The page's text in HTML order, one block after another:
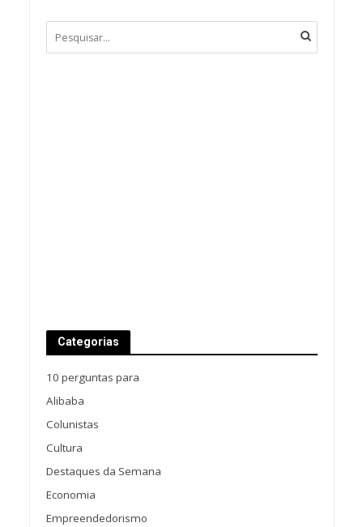
Categorias
10 perguntas para
Alibaba
Colunistas
Cultura
Destaques da Semana
Economia
Empreendedorismo